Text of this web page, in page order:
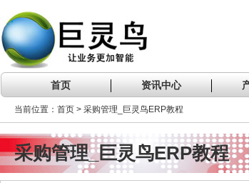
首页 资讯中心
当前位置：首页 > 采购管理_巨灵鸟ERP教程
采购管理_巨灵鸟ERP教程